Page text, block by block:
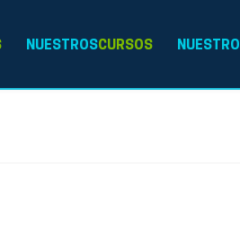
NUESTROSCURSOS NUESTRO